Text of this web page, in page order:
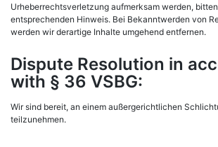
Urheberrechtsverletzung aufmerksam werden,
entsprechenden Hinweis. Bei Bekanntwerden von
werden wir derartige Inhalte umgehend entfernen.
Dispute Resolution in
with § 36 VSBG:
Wir sind bereit, an einem außergerichtlichen
teilzunehmen.